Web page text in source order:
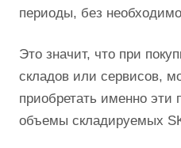
периоды, без
Это значит, что при
складов или сервисов,
приобретать именно эти
объемы складируемых